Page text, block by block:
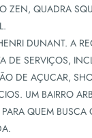
ZEN, QUADRA
DUNANT. A
DE SERVIÇOS,
DE AÇUCAR,
UM BAIRRO
QUEM BUSCA